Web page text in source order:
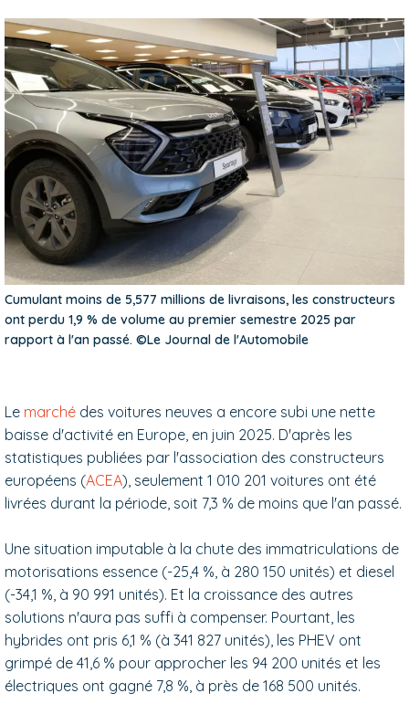
Cumulant moins de 5,577 millions de livraisons, les constructeurs
ont perdu 1,9 % de volume au premier semestre 2025 par
rapport à l'an passé. ©Le Journal de l'Automobile
Le marché des voitures neuves a encore subi une nette
baisse d'activité en Europe, en juin 2025. D'après les
statistiques publiées par l'association des constructeurs
européens (ACEA), seulement 1 010 201 voitures ont été
livrées durant la période, soit 7,3 % de moins que l'an passé.
Une situation imputable à la chute des immatriculations de
motorisations essence (-25,4 %, à 280 150 unités) et diesel
(-34,1 %, à 90 991 unités). Et la croissance des autres
solutions n'aura pas suffi à compenser. Pourtant, les
hybrides ont pris 6,1 % (à 341 827 unités), les PHEV ont
grimpé de 41,6 % pour approcher les 94 200 unités et les
électriques ont gagné 7,8 %, à près de 168 500 unités.